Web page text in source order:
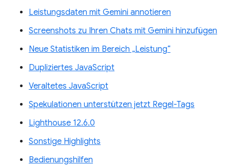
Leistungsdaten mit Gemini annotieren
Screenshots zu Ihren Chats mit Gemini hinzufügen
Neue Statistiken im Bereich „Leistung“
Dupliziertes JavaScript
Veraltetes JavaScript
Spekulationen unterstützen jetzt Regel-Tags
Lighthouse 12.6.0
Sonstige Highlights
Bedienungshilfen